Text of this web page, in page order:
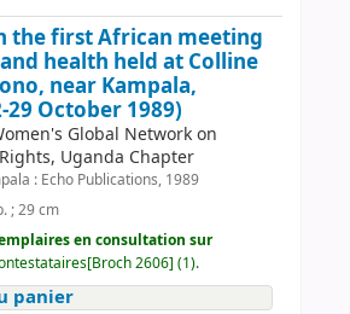
the first African meeting
health held at Colline
near Kampala,
29 October 1989)
Global Network on
Uganda Chapter
: Echo Publications, 1989
; 29 cm
en consultation sur
2606] (1).
panier